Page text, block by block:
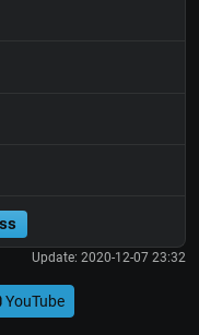
Update: 2020-12-07 23:32
YouTube